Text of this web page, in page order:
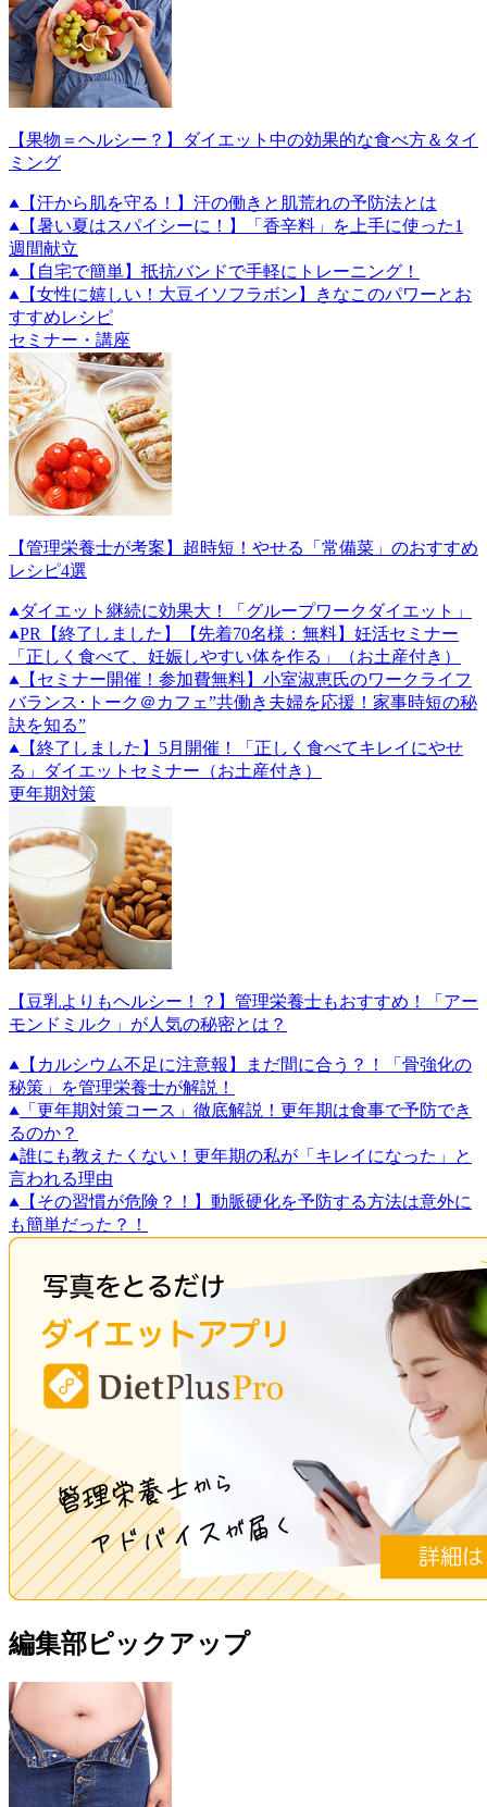
【果物＝ヘルシー？】ダイエット中の効果的な食べ方＆タイ
ミング
【汗から肌を守る！】汗の働きと肌荒れの予防法とは
【暑い夏はスパイシーに！】「香辛料」を上手に使った1
週間献立
【自宅で簡単】抵抗バンドで手軽にトレーニング！
【女性に嬉しい！大豆イソフラボン】きなこのパワーとお
すすめレシピ
セミナー・講座
【管理栄養士が考案】超時短！やせる「常備菜」のおすすめ
レシピ4選
ダイエット継続に効果大！「グループワークダイエット」
PR
【終了しました】【先着70名様：無料】妊活セミナー
「正しく食べて、妊娠しやすい体を作る」（お土産付き）
【セミナー開催！参加費無料】小室淑恵氏のワークライフ
バランス･トーク＠カフェ”共働き夫婦を応援！家事時短の秘
訣を知る”
【終了しました】5月開催！「正しく食べてキレイにやせ
る」ダイエットセミナー（お土産付き）
更年期対策
【豆乳よりもヘルシー！？】管理栄養士もおすすめ！「アー
モンドミルク」が人気の秘密とは？
【カルシウム不足に注意報】まだ間に合う？！「骨強化の
秘策」を管理栄養士が解説！
「更年期対策コース」徹底解説！更年期は食事で予防でき
るのか？
誰にも教えたくない！更年期の私が「キレイになった」と
言われる理由
【その習慣が危険？！】動脈硬化を予防する方法は意外に
も簡単だった？！
編集部ピックアップ